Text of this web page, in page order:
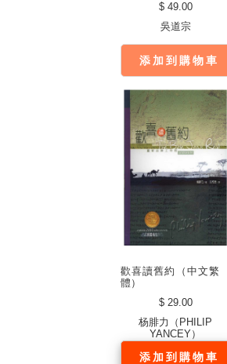
$ 49.00
吳道宗
添加到購物車
歡喜讀舊約（中文繁
體）
$ 29.00
杨腓力（PHILIP
YANCEY）
添加到購物車